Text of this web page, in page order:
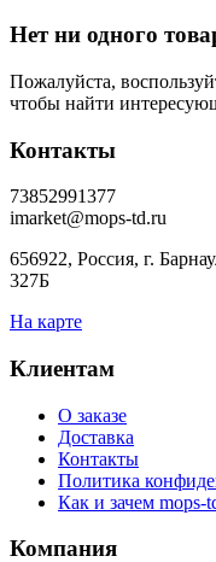
Нет ни одного
Пожалуйста,
чтобы найти
Контакты
73852991377
imarket@mops-td.ru
656922, Россия, г.
327Б
На карте
Клиентам
О заказе
Доставка
Контакты
Политика
Как и зачем mops-
Компания